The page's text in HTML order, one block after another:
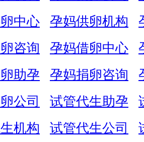
中心
孕妈供卵机构
咨询
孕妈借卵中心
助孕
孕妈捐卵咨询
公司
试管代生助孕
机构
试管代生公司